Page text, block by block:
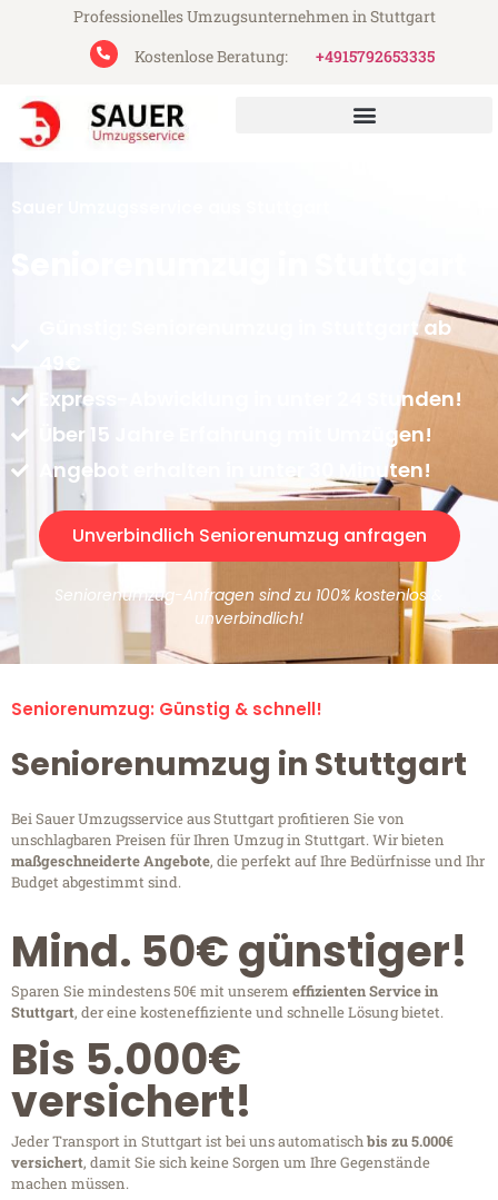
Professionelles Umzugsunternehmen in Stuttgart
Kostenlose Beratung:
+4915792653335
Günstig: Seniorenumzug in Stuttgart ab
49€
Express-Abwicklung in unter 24 Stunden!
Über 15 Jahre Erfahrung mit Umzügen!
Angebot erhalten in unter 30 Minuten!
Unverbindlich Seniorenumzug anfragen
Seniorenumzug-Anfragen sind zu 100% kostenlos &
unverbindlich!
Seniorenumzug: Günstig & schnell!
Seniorenumzug in Stuttgart
Bei Sauer Umzugsservice aus Stuttgart profitieren Sie von
unschlagbaren Preisen für Ihren Umzug in Stuttgart. Wir bieten
maßgeschneiderte Angebote, die perfekt auf Ihre Bedürfnisse und Ihr
Budget abgestimmt sind.
Mind. 50€ günstiger!
Sparen Sie mindestens 50€ mit unserem effizienten Service in
Stuttgart, der eine kosteneffiziente und schnelle Lösung bietet.
Bis 5.000€
versichert!
Jeder Transport in Stuttgart ist bei uns automatischbis zu 5.000€
versichert, damit Sie sich keine Sorgen um Ihre Gegenstände
machen müssen.